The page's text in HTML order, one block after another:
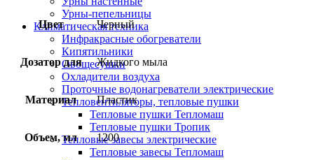
Урны-пепельницы
Климатическая техника
Инфракрасные обогреватели
Кипятильники
Овощесушки
Охладители воздуха
Проточные водонагреватели электрические
Тепловентиляторы, тепловые пушки
Тепловые пушки Тепломаш
Тепловые пушки Тропик
Тепловые завесы электрические
Тепловые завесы Тепломаш
Цвет Черный
Дозатор для Жидкого мыла
Материал Пластик
Объем, мл 1200